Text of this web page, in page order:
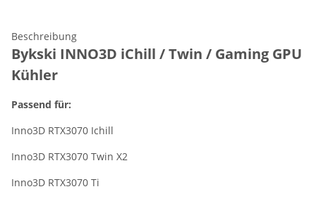
Beschreibung
Bykski INNO3D iChill / Twin / Gaming GPU
Kühler
Passend für:
Inno3D RTX3070 Ichill
Inno3D RTX3070 Twin X2
Inno3D RTX3070 Ti